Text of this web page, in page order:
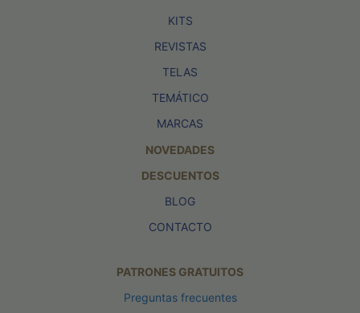
KITS
REVISTAS
TELAS
TEMÁTICO
MARCAS
NOVEDADES
DESCUENTOS
BLOG
CONTACTO
PATRONES GRATUITOS
Preguntas frecuentes